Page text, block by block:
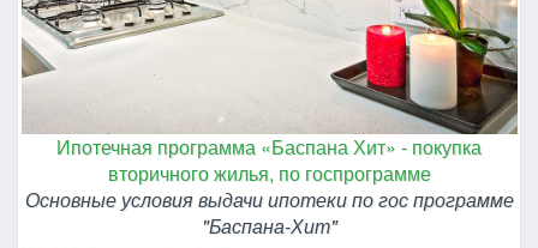
Ипотечная программа «Баспана Хит» - покупка
вторичного жилья, по госпрограмме
Основные условия выдачи ипотеки по гос программе
"Баспана-Хит"